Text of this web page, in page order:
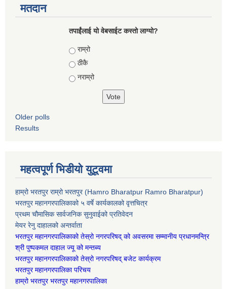
मतदान
तपाईंलाई यो वेबसाईट कस्तो लाग्यो?
Choices
राम्रो
ठीकै
नराम्रो
Older polls
Results
महत्वपूर्ण भिडीयो युटूवमा
हाम्रो भरतपुर राम्रो भरतपुर (Hamro Bharatpur Ramro Bharatpur)
भरतपुर महानगरपालिकाको ५ वर्षे कार्यकालको वृत्तचित्र
प्रथम चौमासिक सार्वजनिक सुनुवाईको प्रतिवेदन
मेयर रेनु दाहालको अन्तर्वाता
भरतपुर महानगरपालिकाको तेस्रो नगरपरिषद् को अवसरमा सम्मानीय प्रधानमन्त्रि
श्री पुष्पकमल दाहाल ज्यू को मन्तब्य
भरतपुर महानगरपालिकाको तेस्रो नगरपरिषद् बजेट कार्यक्रम
भरतपुर महानगरपालिका परिचय
हाम्रो भरतपुर भरतपुर महानगरपालिका